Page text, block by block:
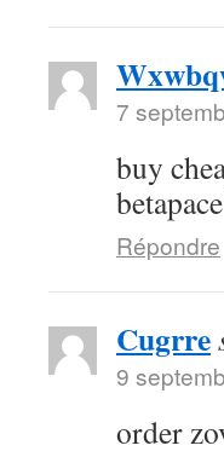
7
buy
Répondre
Cugrre
9
order